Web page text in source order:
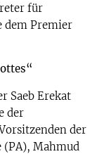
für
dem Premier
Saeb Erekat
der
der
(PA), Mahmud